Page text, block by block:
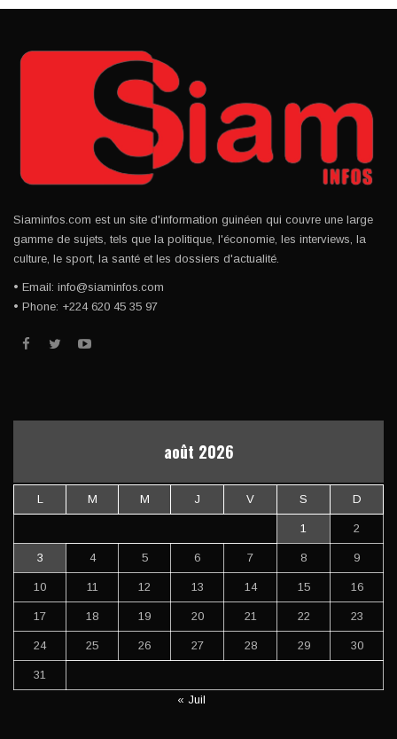
Siaminfos.com est un site d'information guinéen qui couvre une large
gamme de sujets, tels que la politique, l'économie, les interviews, la
culture, le sport, la santé et les dossiers d'actualité.
• Email: info@siaminfos.com
• Phone: +224 620 45 35 97
août 2026
L M M J V S D
1 2
3 4 5 6 7 8 9
10 11 12 13 14 15 16
17 18 19 20 21 22 23
24 25 26 27 28 29 30
31
« Juil